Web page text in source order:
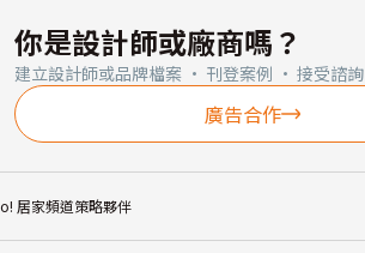
你是設計師或廠商嗎？
建立設計師或品牌檔案 · 刊登案例 · 接受諮詢
廣告合作
居家頻道策略夥伴